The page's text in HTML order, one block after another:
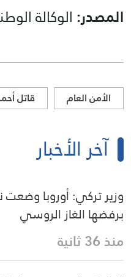
المصدر: الوكالة
الأمن العام قاتل
آخر الأخبار
وزير تركي: أوروبا
برفضها الغاز الروسي
منذ 36 ثانية